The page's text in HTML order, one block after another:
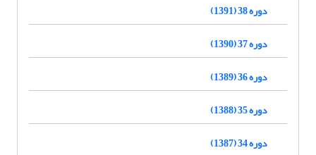
دوره 38 (1391)
دوره 37 (1390)
دوره 36 (1389)
دوره 35 (1388)
دوره 34 (1387)